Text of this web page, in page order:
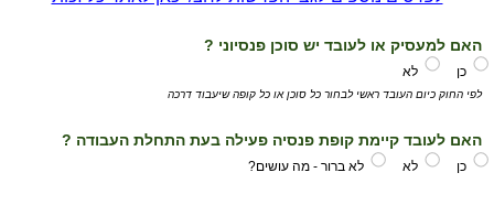
האם למעסיק או לעובד יש סוכן פנסיוני ?
כן לא
לפי החוק כיום העובד ראשי לבחור כל סוכן או כל קופה שיעבוד דרכה
האם לעובד קיימת קופת פנסיה פעילה בעת התחלת העבודה ?
כן לא לא ברור - מה עושים?